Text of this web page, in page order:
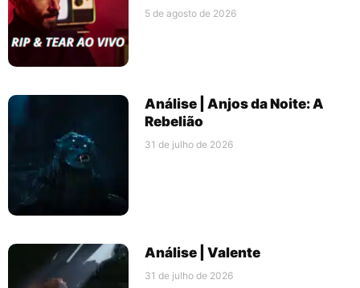
5 de agosto de 2026
Análise | Anjos da Noite: A
Rebelião
31 de julho de 2026
Análise | Valente
31 de julho de 2026